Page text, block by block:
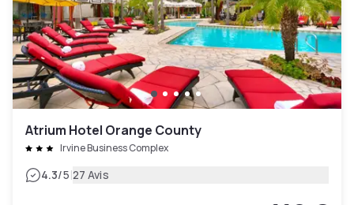
Atrium Hotel Orange County
Irvine Business Complex
4.3/5|27 Avis